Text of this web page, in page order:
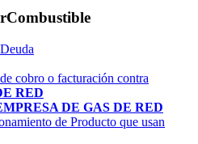
Combustible
cobro o facturación contra
RED
DE GAS DE RED
de Producto que usan